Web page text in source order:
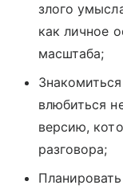
злого
как личное
масштаба;
влюбиться
версию,
разговора;